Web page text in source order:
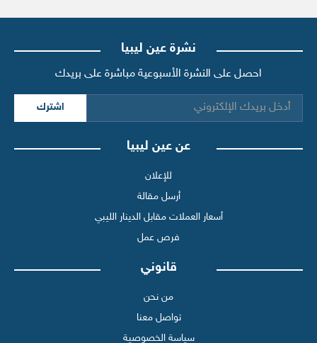
نشرة عين ليبيا
احصل على النشرة الأسبوعية مباشرة على بريدك
اشترك
عن عين ليبيا
للإعلان
أرسل مقالة
أسعار العملات مقابل الدينار الليبي
فرص عمل
قانوني
من نحن
تواصل معنا
سياسة الخصوصية